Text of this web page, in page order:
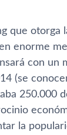
que otorga
enorme
con
(se
250.000
la